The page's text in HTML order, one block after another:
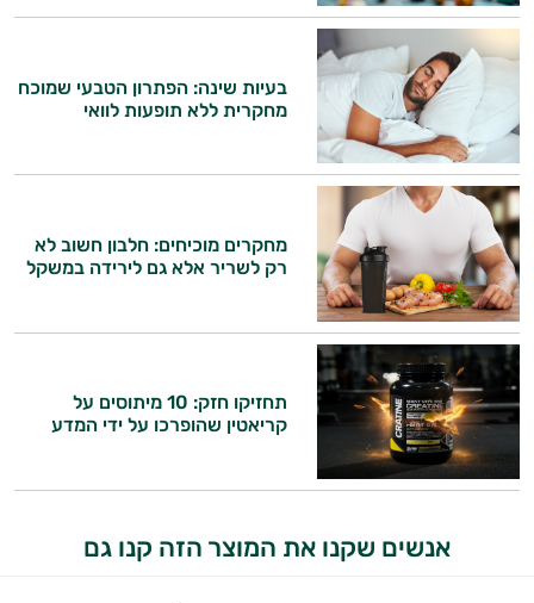
בעיות שינה: הפתרון הטבעי שמוכח
מחקרית ללא תופעות לוואי
מחקרים מוכיחים: חלבון חשוב לא
רק לשריר אלא גם לירידה במשקל
תחזיקו חזק: 10 מיתוסים על
קריאטין שהופרכו על ידי המדע
אנשים שקנו את המוצר הזה קנו גם
אני כאן כדי לעזור לך להתאים את תוספי
התזונה ומוצרי הבריאות המדויקים למטרות
ולמצב הגופני שלך, ולהסביר לך אילו רכיבים
עובדים יחד כדי למקסם תוצאות גם בחיי היום
יום וגם בתחום הכושר והספורט.
המטרה שלי היא להתאים עבורך המלצות
אישיות מבוססות מדעית.
זה הזמן להתחיל. איך אוכל לעזור?